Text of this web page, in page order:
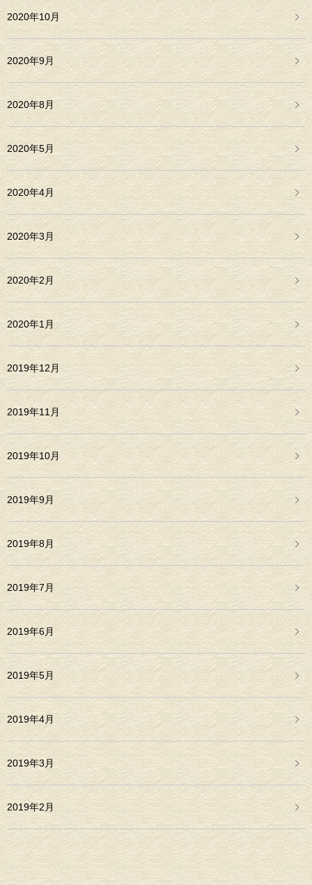
2020年10月
2020年9月
2020年8月
2020年5月
2020年4月
2020年3月
2020年2月
2020年1月
2019年12月
2019年11月
2019年10月
2019年9月
2019年8月
2019年7月
2019年6月
2019年5月
2019年4月
2019年3月
2019年2月